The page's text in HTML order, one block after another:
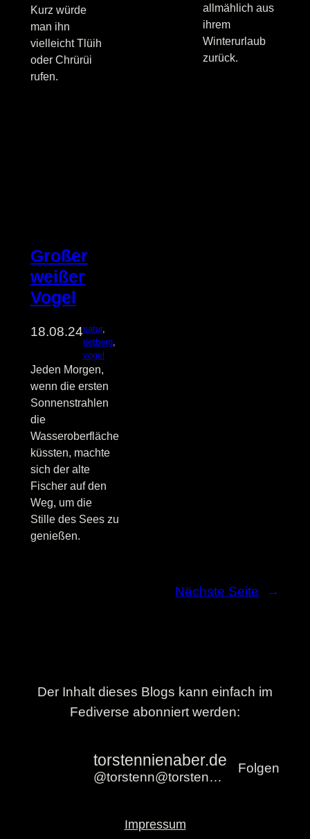
Kurz würde
man ihn
vielleicht Tlüih
oder Chrürüi
rufen.
allmählich aus
ihrem
Winterurlaub
zurück.
Großer
weißer
Vogel
18.08.24natur
rietberg
vogel
Jeden Morgen,
wenn die ersten
Sonnenstrahlen
die
Wasseroberfläche
küssten, machte
sich der alte
Fischer auf den
Weg, um die
Stille des Sees zu
genießen.
Nächste Seite →
Der Inhalt dieses Blogs kann einfach im
Fediverse abonniert werden:
torstennienaber.de
@torstenn@torstennienaber.de
Folgen
Impressum